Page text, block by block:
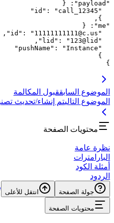
قاعدة الـ 500 ملّي ثانية
دقائق، فمن المحتمل أن
آخر.
الذاكرة.
المزامنة مع الواقع المادي
المادي والضغط على
لوحة التحكم الرقمية
"
payload
"
:
{
"
id " : " call_12345
"
}
,
"
me
"
:
{
"
id " : " 11111111111@c.us
"
,
"
lid " : " 123@lid
"
,
"
pushName " : " Instance
"
}
}
الموضوع السابققبول المكالمة
الموضوع التاليتم إنشاء/تحديث
محتويات الصفحة
نظرة عامة
البارامترات
أمثلة الكود
الردود
جولة الصفحة انتقل للأعلى
محتويات الصفحة